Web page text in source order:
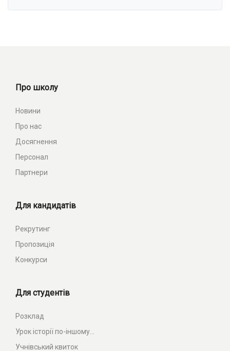
Про школу
Новини
Про нас
Досягнення
Персонал
Партнери
Для кандидатів
Рекрутинг
Пропозиція
Конкурси
Для студентів
Розклад
Урок історії по-іншому...
Учнівський квиток